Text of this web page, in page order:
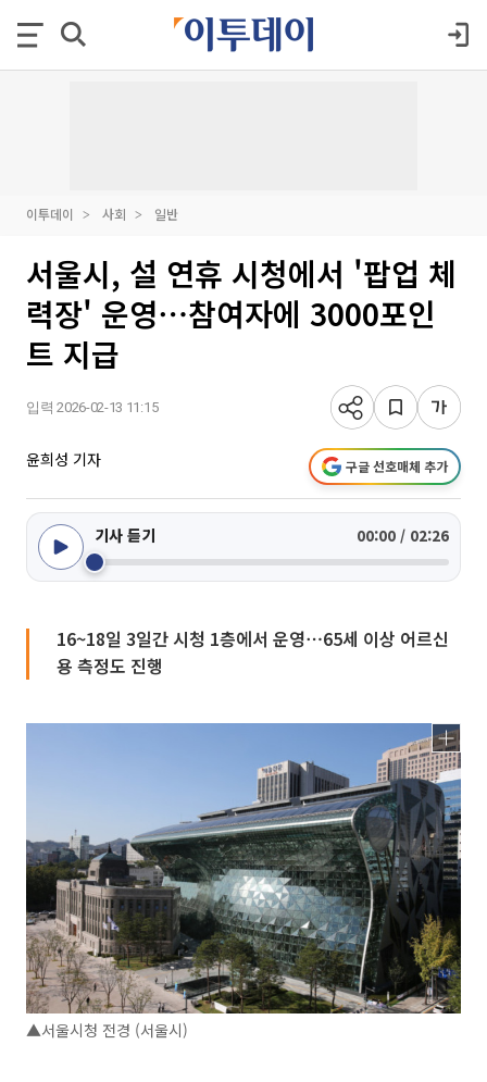
이투데이 사회 일반
서울시, 설 연휴 시청에서 '팝업 체
력장' 운영⋯참여자에 3000포인
트 지급
입력 2026-02-13 11:15
윤희성 기자 구글 선호매체 추가
기사 듣기 00:00 / 02:26
16~18일 3일간 시청 1층에서 운영⋯65세 이상 어르신
용 측정도 진행
▲서울시청 전경 (서울시)